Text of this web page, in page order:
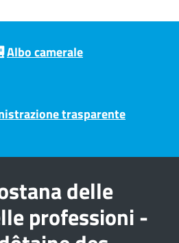
Albo camerale
trasparente
delle
professioni -